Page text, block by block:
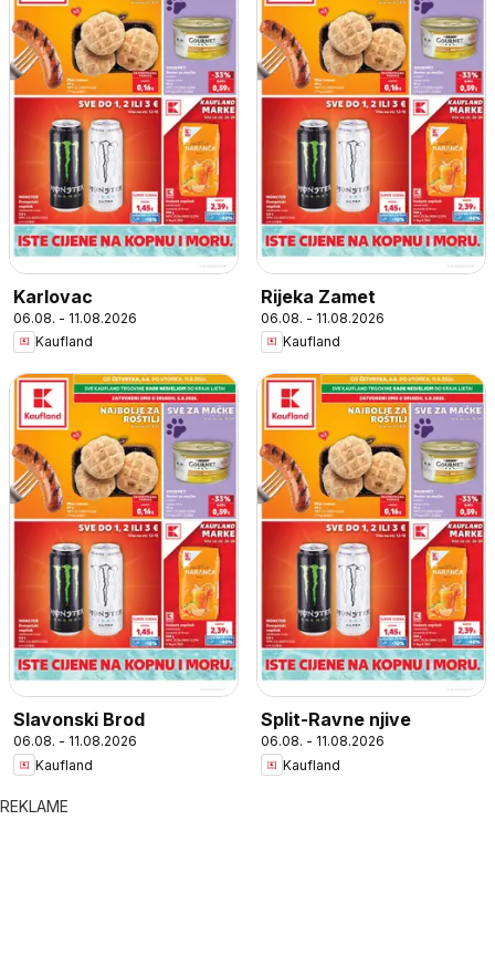
Karlovac
06.08. - 11.08.2026
Kaufland
Rijeka Zamet
06.08. - 11.08.2026
Kaufland
Slavonski Brod
06.08. - 11.08.2026
Kaufland
Split-Ravne njive
06.08. - 11.08.2026
Kaufland
REKLAME